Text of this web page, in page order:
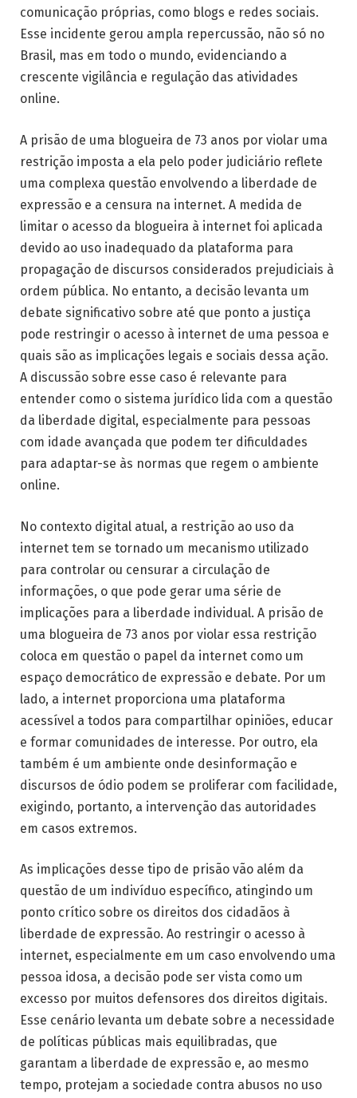
comunicação próprias, como blogs e redes sociais.
Esse incidente gerou ampla repercussão, não só no
Brasil, mas em todo o mundo, evidenciando a
crescente vigilância e regulação das atividades
online.
A prisão de uma blogueira de 73 anos por violar uma
restrição imposta a ela pelo poder judiciário reflete
uma complexa questão envolvendo a liberdade de
expressão e a censura na internet. A medida de
limitar o acesso da blogueira à internet foi aplicada
devido ao uso inadequado da plataforma para
propagação de discursos considerados prejudiciais à
ordem pública. No entanto, a decisão levanta um
debate significativo sobre até que ponto a justiça
pode restringir o acesso à internet de uma pessoa e
quais são as implicações legais e sociais dessa ação.
A discussão sobre esse caso é relevante para
entender como o sistema jurídico lida com a questão
da liberdade digital, especialmente para pessoas
com idade avançada que podem ter dificuldades
para adaptar-se às normas que regem o ambiente
online.
No contexto digital atual, a restrição ao uso da
internet tem se tornado um mecanismo utilizado
para controlar ou censurar a circulação de
informações, o que pode gerar uma série de
implicações para a liberdade individual. A prisão de
uma blogueira de 73 anos por violar essa restrição
coloca em questão o papel da internet como um
espaço democrático de expressão e debate. Por um
lado, a internet proporciona uma plataforma
acessível a todos para compartilhar opiniões, educar
e formar comunidades de interesse. Por outro, ela
também é um ambiente onde desinformação e
discursos de ódio podem se proliferar com facilidade,
exigindo, portanto, a intervenção das autoridades
em casos extremos.
As implicações desse tipo de prisão vão além da
questão de um indivíduo específico, atingindo um
ponto crítico sobre os direitos dos cidadãos à
liberdade de expressão. Ao restringir o acesso à
internet, especialmente em um caso envolvendo uma
pessoa idosa, a decisão pode ser vista como um
excesso por muitos defensores dos direitos digitais.
Esse cenário levanta um debate sobre a necessidade
de políticas públicas mais equilibradas, que
garantam a liberdade de expressão e, ao mesmo
tempo, protejam a sociedade contra abusos no uso